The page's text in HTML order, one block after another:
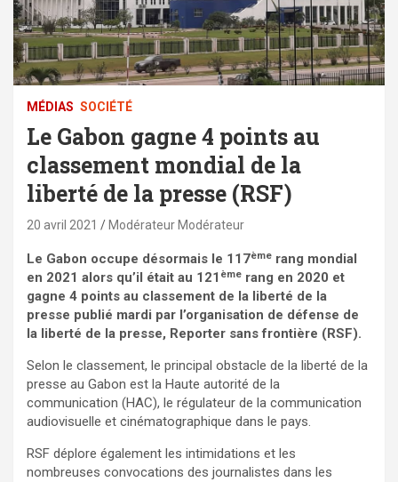
MÉDIAS SOCIÉTÉ
Le Gabon gagne 4 points au
classement mondial de la
liberté de la presse (RSF)
20 avril 2021 Modérateur Modérateur
Le Gabon occupe désormais le 117ème rang mondial
en 2021 alors qu’il était au 121 ème rang en 2020 et
gagne 4 points au classement de la liberté de la
presse publié mardi par l’organisation de défense de
la liberté de la presse, Reporter sans frontière (RSF).
Selon le classement, le principal obstacle de la liberté de la
presse au Gabon est la Haute autorité de la
communication (HAC), le régulateur de la communication
audiovisuelle et cinématographique dans le pays.
RSF déplore également les intimidations et les
nombreuses convocations des journalistes dans les